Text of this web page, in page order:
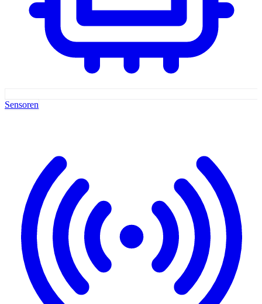
Sensoren